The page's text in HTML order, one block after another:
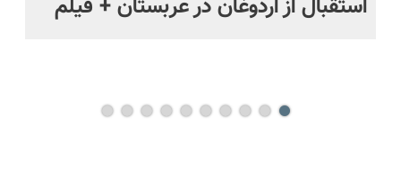
استقبال از اردوغان در عربستان + فیلم